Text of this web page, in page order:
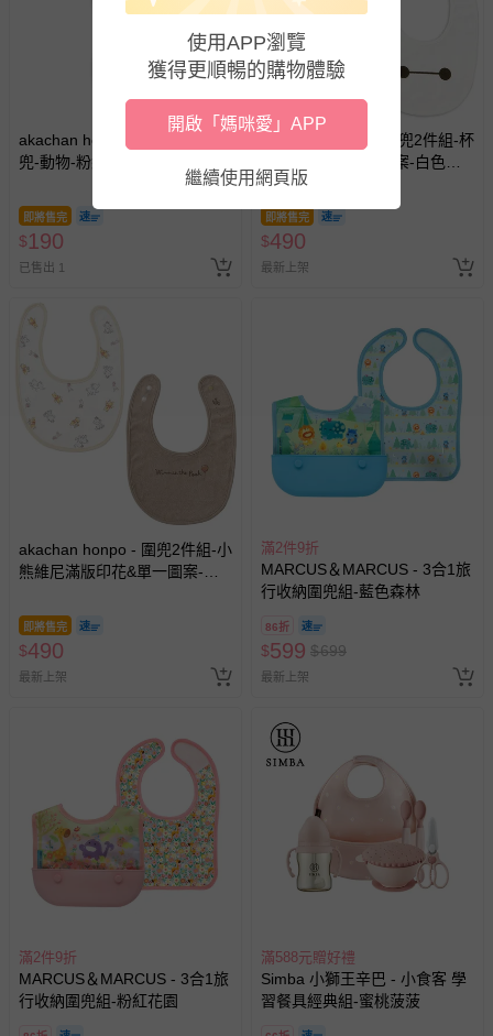
akachan honpo - 短版用餐圍
兜-動物-粉紅色 (70~90cm)-日
即將售完
$190
已售出 1
akachan honpo - 圍兜2件組-杯
麵滿版印花&單一圖案-白色
(50~70cm)
即將售完
$490
最新上架
akachan honpo - 圍兜2件組-小
熊維尼滿版印花&單一圖案-淺
即將售完
$490
最新上架
滿2件9折
MARCUS＆MARCUS - 3合1旅
行收納圍兜組-藍色森林
86折
$599 $699
最新上架
滿2件9折
MARCUS＆MARCUS - 3合1旅
行收納圍兜組-粉紅花園
滿588元贈好禮
Simba 小獅王辛巴 - 小食客 學
習餐具經典組-蜜桃菠菠
使用APP瀏覽
獲得更順暢的購物體驗
開啟「媽咪愛」APP
繼續使用網頁版